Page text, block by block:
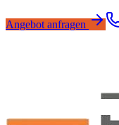
Angebot anfragen